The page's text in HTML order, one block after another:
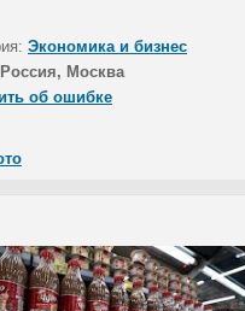
Экономика и бизнес
Россия, Москва
об ошибке